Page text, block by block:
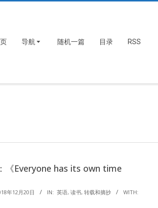
导航 随机一篇 目录 RSS
《Everyone has its own time
年12月20日 IN: 英语, 读书, 转载和摘抄
WITH: